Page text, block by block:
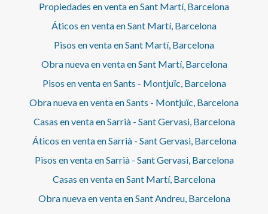
Propiedades en venta en Sant Martí, Barcelona
Áticos en venta en Sant Martí, Barcelona
Pisos en venta en Sant Martí, Barcelona
Obra nueva en venta en Sant Martí, Barcelona
Pisos en venta en Sants - Montjuïc, Barcelona
Obra nueva en venta en Sants - Montjuïc, Barcelona
Casas en venta en Sarrià - Sant Gervasi, Barcelona
Áticos en venta en Sarrià - Sant Gervasi, Barcelona
Pisos en venta en Sarrià - Sant Gervasi, Barcelona
Casas en venta en Sant Martí, Barcelona
Obra nueva en venta en Sant Andreu, Barcelona